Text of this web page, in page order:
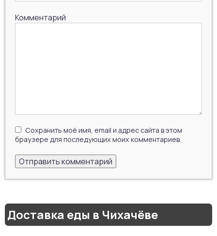
Комментарий
Сохранить моё имя, email и адрес сайта в этом
браузере для последующих моих комментариев.
Доставка еды в Чихачёве